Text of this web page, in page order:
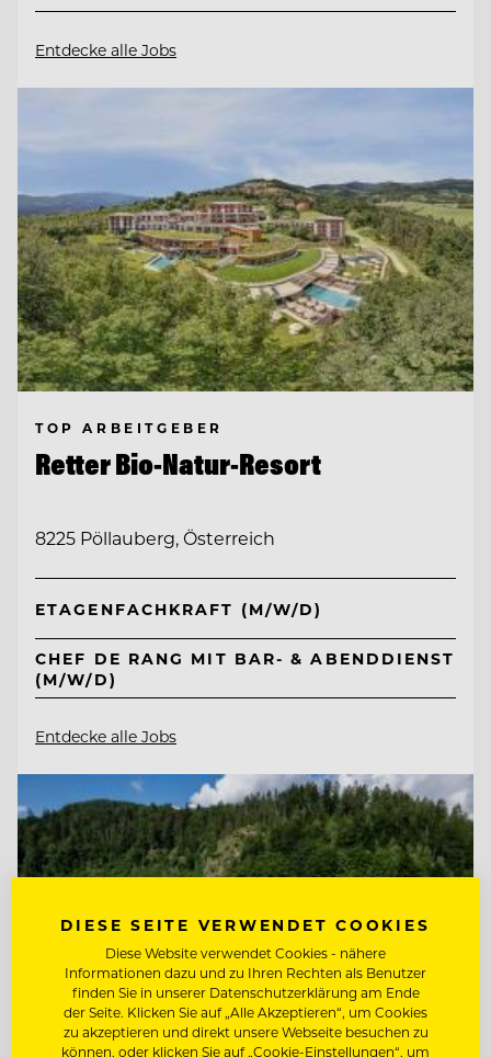
Entdecke alle Jobs
TOP ARBEITGEBER
Retter Bio-Natur-Resort
8225 Pöllauberg, Österreich
ETAGENFACHKRAFT (M/W/D)
CHEF DE RANG MIT BAR- & ABENDDIENST
(M/W/D)
Entdecke alle Jobs
DIESE SEITE VERWENDET COOKIES
Diese Website verwendet Cookies - nähere
Informationen dazu und zu Ihren Rechten als Benutzer
finden Sie in unserer Datenschutzerklärung am Ende
der Seite. Klicken Sie auf „Alle Akzeptieren“, um Cookies
zu akzeptieren und direkt unsere Webseite besuchen zu
können, oder klicken Sie auf „Cookie-Einstellungen“, um